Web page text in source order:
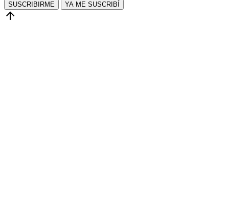
SUSCRIBIRME YA ME SUSCRIBÍ
arrow_upward